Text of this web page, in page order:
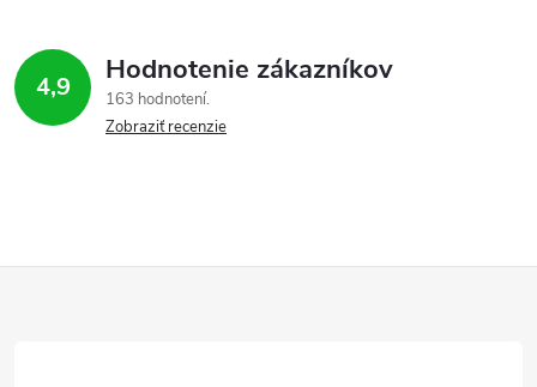
4,9 Hodnotenie zákazníkov
163 hodnotení
Zobraziť recenzie